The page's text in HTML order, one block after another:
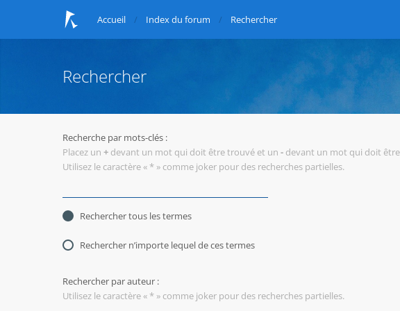
Accueil Index du forum Rechercher
Rechercher
Recherche par mots-clés :
Placez un + devant un mot qui doit être trouvé et un - devant un mot qui doit être
Utilisez le caractère « * » comme joker pour des recherches partielles.
Rechercher tous les termes
Rechercher n’importe lequel de ces termes
Rechercher par auteur :
Utilisez le caractère « * » comme joker pour des recherches partielles.